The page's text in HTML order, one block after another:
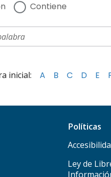
Contiene
inicial: A B C D E
Políticas
Ley de